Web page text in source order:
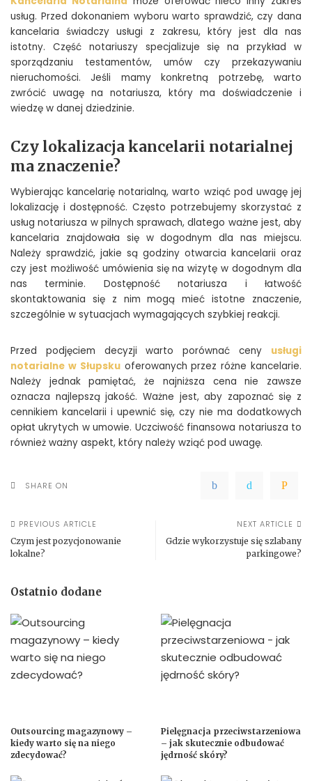
usług. Przed dokonaniem wyboru warto sprawdzić, czy dana
kancelaria świadczy usługi z zakresu, który jest dla nas
istotny. Część notariuszy specjalizuje się na przykład w
sporządzaniu testamentów, umów czy przekazywaniu
nieruchomości. Jeśli mamy konkretną potrzebę, warto
zwrócić uwagę na notariusza, który ma doświadczenie i
wiedzę w danej dziedzinie.
Czy lokalizacja kancelarii notarialnej
ma znaczenie?
Wybierając kancelarię notarialną, warto wziąć pod uwagę jej
lokalizację i dostępność. Często potrzebujemy skorzystać z
usług notariusza w pilnych sprawach, dlatego ważne jest, aby
kancelaria znajdowała się w dogodnym dla nas miejscu.
Należy sprawdzić, jakie są godziny otwarcia kancelarii oraz
czy jest możliwość umówienia się na wizytę w dogodnym dla
nas terminie. Dostępność notariusza i łatwość
skontaktowania się z nim mogą mieć istotne znaczenie,
szczególnie w sytuacjach wymagających szybkiej reakcji.
Przed podjęciem decyzji warto porównać ceny usługi
notarialne w Słupsku oferowanych przez różne kancelarie.
Należy jednak pamiętać, że najniższa cena nie zawsze
oznacza najlepszą jakość. Ważne jest, aby zapoznać się z
cennikiem kancelarii i upewnić się, czy nie ma dodatkowych
opłat ukrytych w umowie. Uczciwość finansowa notariusza to
również ważny aspekt, który należy wziąć pod uwagę.
SHARE ON
PREVIOUS ARTICLE
Czym jest pozycjonowanie
lokalne?
NEXT ARTICLE
Gdzie wykorzystuje się szlabany
parkingowe?
Ostatnio dodane
Outsourcing magazynowy –
kiedy warto się na niego
zdecydować?
Pielęgnacja przeciwstarzeniowa
– jak skutecznie odbudować
jędrność skóry?